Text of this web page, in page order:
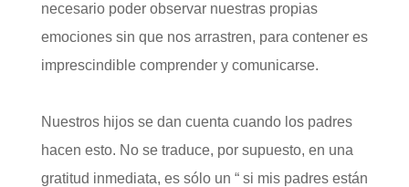
necesario poder observar nuestras propias
emociones sin que nos arrastren, para contener es
imprescindible comprender y comunicarse.
Nuestros hijos se dan cuenta cuando los padres
hacen esto. No se traduce, por supuesto, en una
gratitud inmediata, es sólo un “ si mis padres están